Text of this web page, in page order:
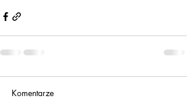
Komentarze